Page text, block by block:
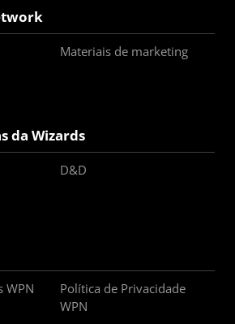
Materiais de marketing
da Wizards
D&D
WPN
Política de Privacidade
WPN